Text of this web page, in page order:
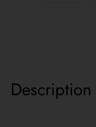
Description